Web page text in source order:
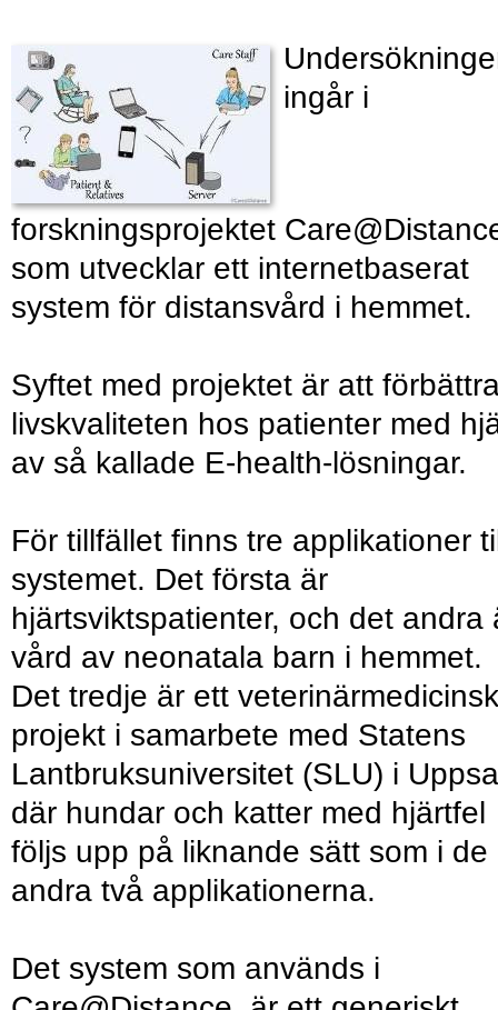
ingår i
forskningsprojektet
som utvecklar ett internetbaserat
system för distansvård i hemmet.
Syftet med projektet är att
livskvaliteten hos patienter med
av så kallade E-health-lösningar.
För tillfället finns tre applikationer
systemet. Det första är
hjärtsviktspatienter, och det andra
vård av neonatala barn i hemmet.
Det tredje är ett
projekt i samarbete med Statens
Lantbruksuniversitet (SLU) i
där hundar och katter med hjärtfel
följs upp på liknande sätt som i de
andra två applikationerna.
Det system som används i